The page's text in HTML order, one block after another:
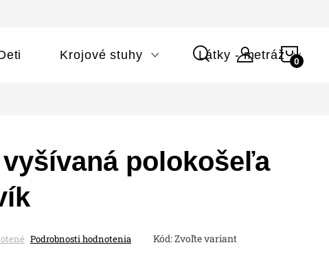
Krojové stuhy Látky - metráž
polokošeľa
Podrobnosti hodnotenia Kód:Zvoľte variant